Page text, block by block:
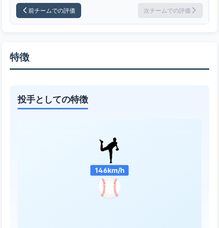
前チームでの評価 次チームでの評価
特徴
投手としての特徴
146km/h